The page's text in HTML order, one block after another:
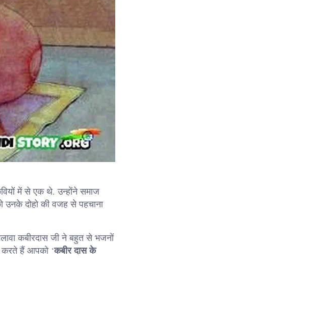
में से एक थे. उन्होंने समाज
उनके दोहो की वजह से पहचाना
कबीरदास जी ने बहुत से भजनों
हैं आपको ‘कबीर दास के